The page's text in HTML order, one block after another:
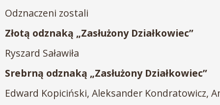
Odznaczeni zostali
Złotą odznaką „Zasłużony Działkowiec”
Ryszard Saławiła
Srebrną odznaką „Zasłużony Działkowiec”
Edward Kopiciński, Aleksander Kondratowicz,